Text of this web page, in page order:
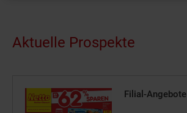
Aktuelle Prospekte
Filial-Angebote